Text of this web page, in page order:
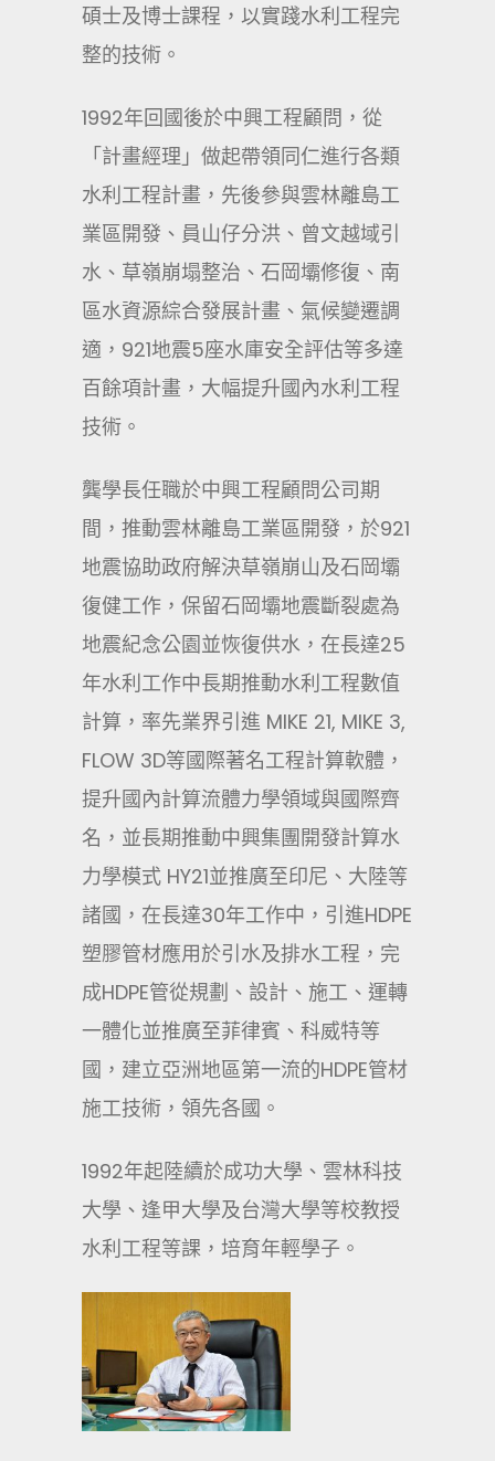
碩士及博士課程，以實踐水利工程完
整的技術。
1992年回國後於中興工程顧問，從
「計畫經理」做起帶領同仁進行各類
水利工程計畫，先後參與雲林離島工
業區開發、員山仔分洪、曾文越域引
水、草嶺崩塌整治、石岡壩修復、南
區水資源綜合發展計畫、氣候變遷調
適，921地震5座水庫安全評估等多達
百餘項計畫，大幅提升國內水利工程
技術。
龔學長任職於中興工程顧問公司期
間，推動雲林離島工業區開發，於921
地震協助政府解決草嶺崩山及石岡壩
復健工作，保留石岡壩地震斷裂處為
地震紀念公園並恢復供水，在長達25
年水利工作中長期推動水利工程數值
計算，率先業界引進 MIKE 21, MIKE 3,
FLOW 3D等國際著名工程計算軟體，
提升國內計算流體力學領域與國際齊
名，並長期推動中興集團開發計算水
力學模式 HY21並推廣至印尼、大陸等
諸國，在長達30年工作中，引進HDPE
塑膠管材應用於引水及排水工程，完
成HDPE管從規劃、設計、施工、運轉
一體化並推廣至菲律賓、科威特等
國，建立亞洲地區第一流的HDPE管材
施工技術，領先各國。
1992年起陸續於成功大學、雲林科技
大學、逢甲大學及台灣大學等校教授
水利工程等課，培育年輕學子。